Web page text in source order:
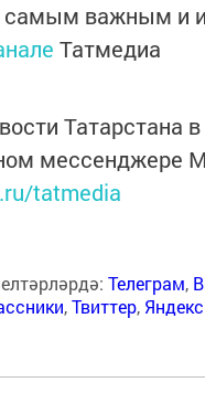
самым важным и
Татмедиа
Татарстана в
мессенджере
tatmedia
Телеграм,
,Твиттер,